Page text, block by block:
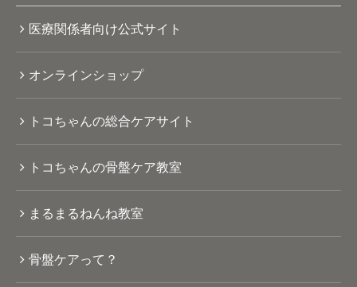
医療関係者向け公式サイト
オンラインショップ
トコちゃんの総合ケアサイト
トコちゃんの骨盤ケア教室
まるまるねんね教室
骨盤ケアって？